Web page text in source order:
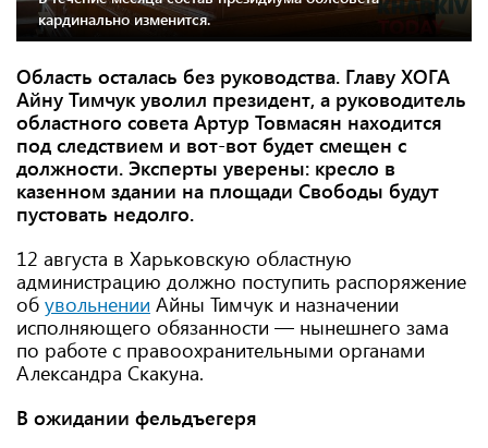
кардинально изменится.
Область осталась без руководства. Главу ХОГА
Айну Тимчук уволил президент, а руководитель
областного совета Артур Товмасян находится
под следствием и вот-вот будет смещен с
должности. Эксперты уверены: кресло в
казенном здании на площади Свободы будут
пустовать недолго.
12 августа в Харьковскую областную
администрацию должно поступить распоряжение
об увольнении Айны Тимчук и назначении
исполняющего обязанности — нынешнего зама
по работе с правоохранительными органами
Александра Скакуна.
В ожидании фельдъегеря